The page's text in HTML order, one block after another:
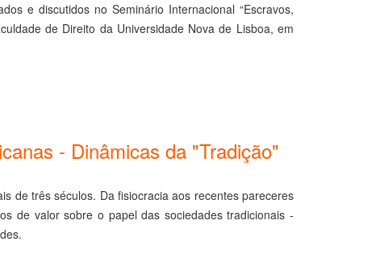
e discutidos no Seminário Internacional “Escravos,
de Direito da Universidade Nova de Lisboa, em
- Dinâmicas da "Tradição"
de três séculos. Da fisiocracia aos recentes pareceres
de valor sobre o papel das sociedades tradicionais -